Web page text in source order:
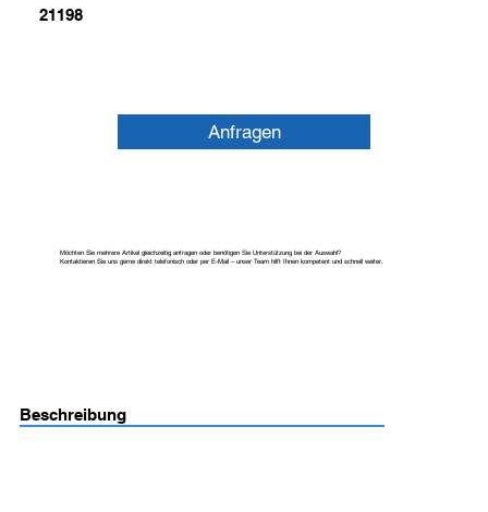
21198
Anfragen
Möchten Sie mehrere Artikel gleichzeitig anfragen oder benötigen Sie Unterstützung bei der Auswahl?
Kontaktieren Sie uns gerne direkt telefonisch oder per E-Mail – unser Team hilft Ihnen kompetent und schnell weiter.
Beschreibung